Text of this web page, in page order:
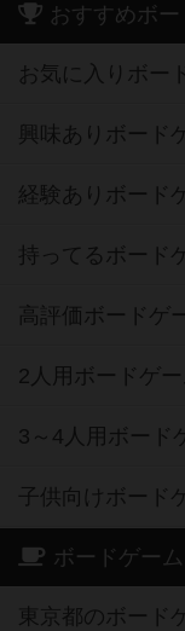
おすすめボ
お気に入りボー
興味ありボード
経験ありボード
持ってるボード
高評価ボードゲ
2人用ボードゲ
3～4人用ボード
子供向けボード
ボードゲー
東京都のボード